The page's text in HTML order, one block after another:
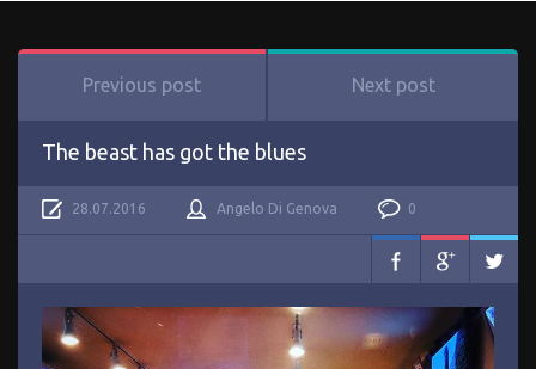
Previous post Next post
The beast has got the blues
28.07.2016 Angelo Di Genova 0